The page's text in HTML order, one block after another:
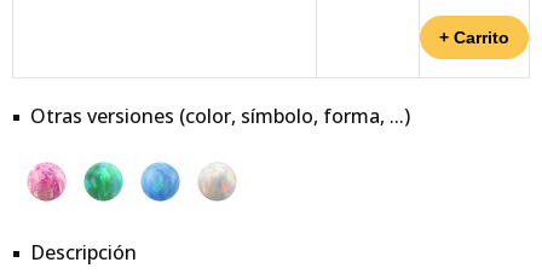
Otras versiones (color, símbolo, forma, ...)
Descripción